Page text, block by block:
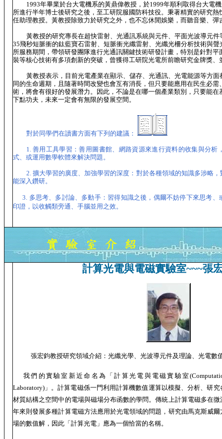
1993年畢業於台大電機系的黃鼎偉教授，於1999年順利取得台大電
所進行半年博士後研究之後，至工研院服國防科技役。秉著精實的研究
任助理教授。黃教授除致力於研究之外，也不忘休閒娛樂，而聽音樂、
黃教授的研究專長在超快雷射、光通訊系統與元件、平面光波導元
35飛秒短脈衝的鈦藍寶石雷射、短脈衝光纖雷射、光纖光柵分析技術與
所服務期間，帶領研發團隊進行光通訊關鍵技術研發計畫，特別是針對
裝等核心技術有多項創新的突破，曾獲得工研院光電所前瞻研究金牌獎
黃教授表示，目前光電產業在顯示、儲存、光通訊、光電能源等方
同的生命週期，且隨著時間改變也會互有消長，但只要能應用在民生必
術，將會有很好的發展潛力。因此，不論是在哪一個產業類別，只要能
下點功夫，未來一定會有無限的發展空間。
對於同學們在讀書方面有下列的建議：
1.善用工具學習：善用圖書館、網路資源來進行資料的收集與分析
式、或運用數學軟體來解決問題。
2. 擴大學習的廣度、加強學習的深度：對於各種領域的知識多涉略
能深入鑽研。
3. 多思考、多討論、多動手：習得知識之後，偶爾不妨停下來思考
印證，以收觸類旁通、手腦並用之效。
計算光電與電磁實驗室~~~張
張宏鈞教授研究領域介紹：光纖光學、光波導元件及理論、光電數
我們的實驗室新近命名為「計算光電與電磁實驗室
Laboratory) 」。計算電磁係一門利用計算機數值運算以模擬、分析、研
材質結構之空間中的電場與磁場分布函數的學問。傳統上計算電磁多在
年來則發展多種計算電磁方法應用於光電領域的問題，研究由馬克斯威
場的數值解，因此「計算光電」應為一個恰當的名稱。